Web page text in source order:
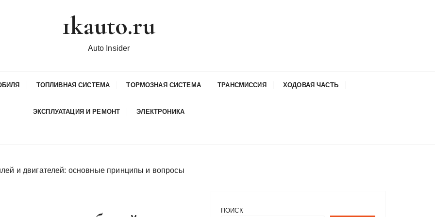
1kauto.ru
Auto Insider
ТОПЛИВНАЯ СИСТЕМА ТОРМОЗНАЯ СИСТЕМА ТРАНСМИССИЯ ХОДОВАЯ ЧАСТЬ
ЭКСПЛУАТАЦИЯ И РЕМОНТ ЭЛЕКТРОНИКА
и двигателей: основные принципы и вопросы
ПОИСК